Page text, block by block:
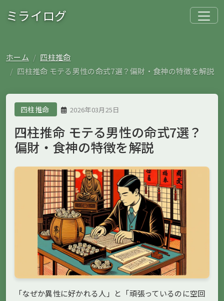
ミライログ
ホーム
四柱推命
四柱推命 モテる男性の命式7選？偏財・食神の特徴を解説
四柱推命 2026年03月25日
四柱推命 モテる男性の命式7選？
偏財・食神の特徴を解説
「なぜか異性に好かれる人」と「頑張っているのに空回